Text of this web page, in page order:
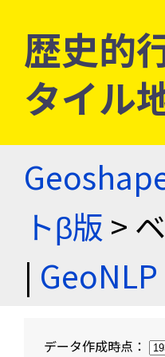
歴史的
タイル
トβ版 >
| GeoNLP
データ作成時点：